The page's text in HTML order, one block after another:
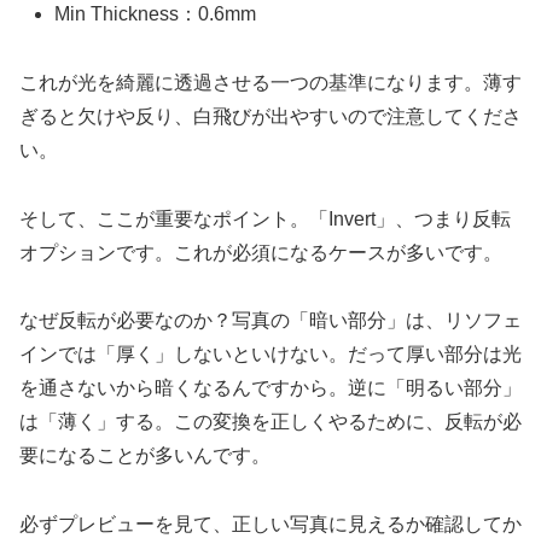
Min Thickness：0.6mm
これが光を綺麗に透過させる一つの基準になります。薄す
ぎると欠けや反り、白飛びが出やすいので注意してくださ
い。
そして、ここが重要なポイント。「Invert」、つまり反転
オプションです。これが必須になるケースが多いです。
なぜ反転が必要なのか？写真の「暗い部分」は、リソフェ
インでは「厚く」しないといけない。だって厚い部分は光
を通さないから暗くなるんですから。逆に「明るい部分」
は「薄く」する。この変換を正しくやるために、反転が必
要になることが多いんです。
必ずプレビューを見て、正しい写真に見えるか確認してか